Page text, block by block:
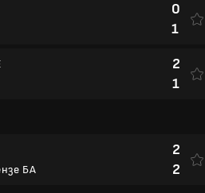
0
1
2
1
БА
2
2